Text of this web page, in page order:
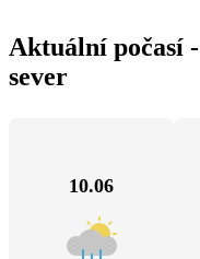
Aktuální počasí
sever
10.06